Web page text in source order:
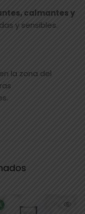
calmantes y
y sensibles.
la zona del